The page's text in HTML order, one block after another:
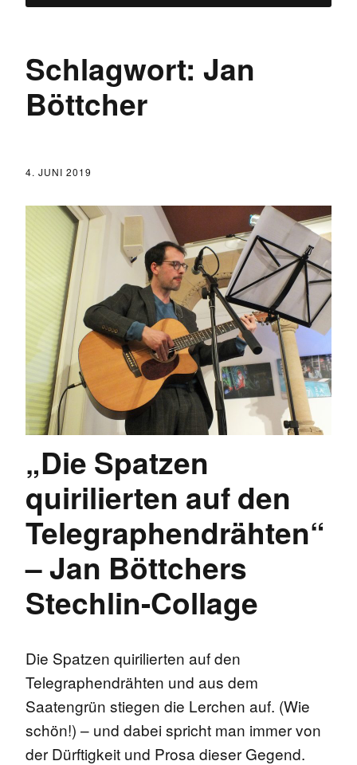
Schlagwort: Jan
Böttcher
4. JUNI 2019
„Die Spatzen
quirilierten auf den
Telegraphendrähten“
– Jan Böttchers
Stechlin-Collage
Die Spatzen quirilierten auf den
Telegraphendrähten und aus dem
Saatengrün stiegen die Lerchen auf. (Wie
schön!) – und dabei spricht man immer von
der Dürftigkeit und Prosa dieser Gegend.